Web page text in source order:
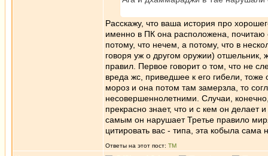
Расскажу, что ваша история про
именно в ПК она расположена, почитаю
потому, что нечем, а потому, что в
говоря уж о другом оружии) отшельник,
правил. Первое говорит о том, что не
вреда жс, приведшее к его гибели,
мороз и она потом там замерзла, то
несовершеннолетними. Случаи,
прекрасно знает, что и с кем он делает
самым он нарушает Третье правило
цитировать вас - типа, эта кобыла сама
Ответы на этот пост: ТМ